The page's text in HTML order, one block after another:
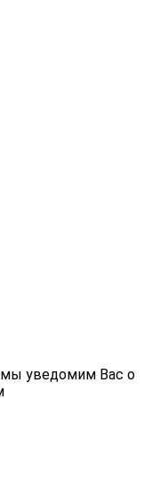
мы уведомим Вас о